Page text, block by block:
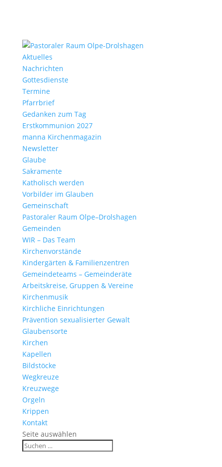
Aktu­elles
Nach­richten
Gottes­dienste
Termine
Pfarr­brief
Gedanken zum Tag
Erst­kom­mu­nion 2027
manna Kirchen­ma­gazin
News­letter
Glaube
Sakra­mente
Katho­lisch werden
Vorbilder im Glauben
Gemein­schaft
Pasto­raler Raum Olpe–Drolshagen
Gemeinden
WIR – Das Team
Kirchen­vor­stände
Kinder­gärten & Familienzentren
Gemein­de­teams – Gemeinderäte
Arbeits­kreise, Gruppen & Vereine
Kirchen­musik
Kirch­liche Einrichtungen
Präven­tion sexua­li­sierter Gewalt
Glau­ben­s­orte
Kirchen
Kapellen
Bild­stöcke
Wegkreuze
Kreuz­wege
Orgeln
Krippen
Kontakt
Seite auswählen